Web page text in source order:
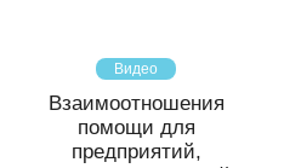
Видео
Взаимоотношения
помощи для
предприятий,